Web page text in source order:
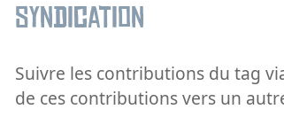
Syndication
Suivre les contributions du tag
de ces contributions vers un